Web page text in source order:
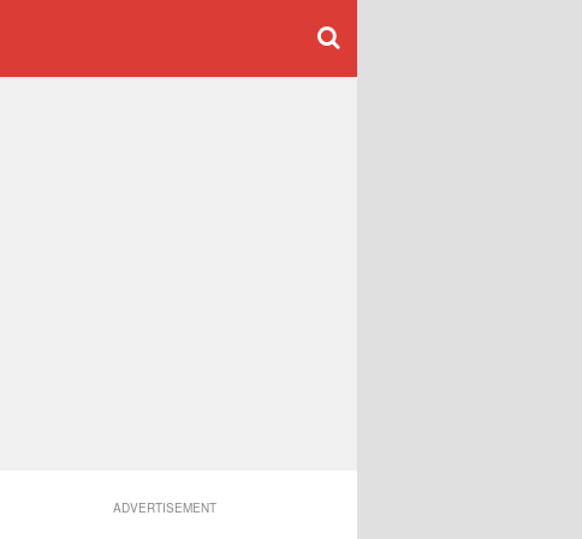
ADVERTISEMENT